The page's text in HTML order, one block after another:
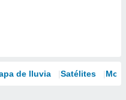
de lluvia Satélites